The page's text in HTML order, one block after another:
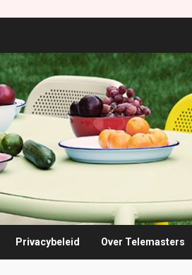
Privacybeleid Over Telemasters